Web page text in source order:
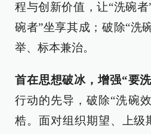
程与创新价值，让“洗碗
碗者”坐享其成；破除“洗
举、标本兼治。
首在思想破冰，增强“要洗
行动的先导，破除“洗碗
梏。面对组织期望、上级